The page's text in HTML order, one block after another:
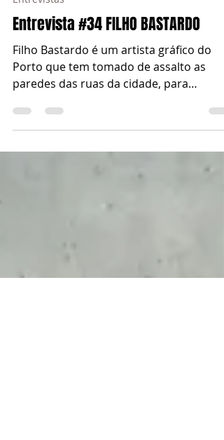
Da Chic Thief
Entrevistas
Entrevista #34 FILHO BASTARDO
Filho Bastardo é um artista gráfico do
Porto que tem tomado de assalto as
paredes das ruas da cidade, para